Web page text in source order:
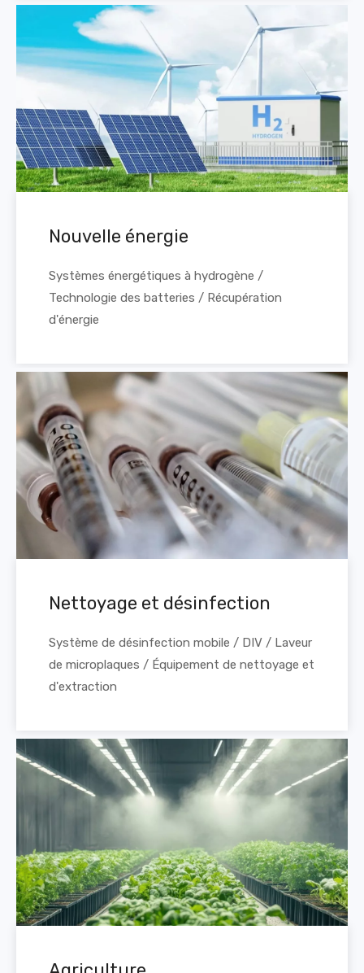
Nouvelle énergie
Systèmes énergétiques à hydrogène /
Technologie des batteries / Récupération
d'énergie
Nettoyage et désinfection
Système de désinfection mobile / DIV / Laveur
de microplaques / Équipement de nettoyage et
d'extraction